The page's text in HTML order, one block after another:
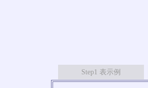
Step1 表示例